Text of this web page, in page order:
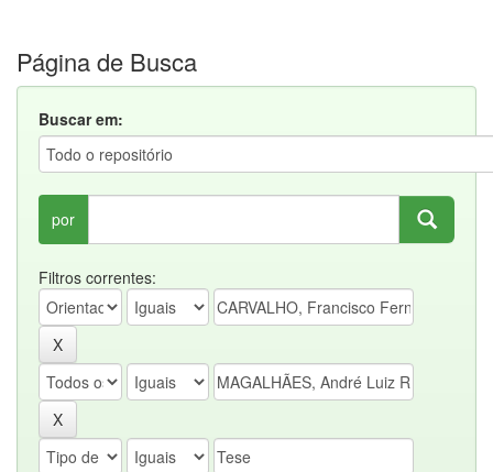
Página de Busca
Buscar em:
por
Filtros correntes: